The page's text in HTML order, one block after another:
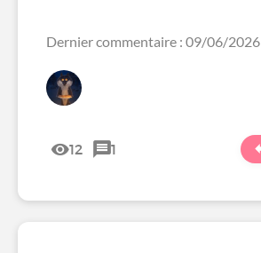
Dernier commentaire : 09/06/2026
12 1